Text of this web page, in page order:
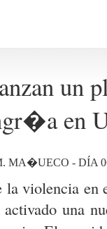
un
en
MA�UECO - DÍA
la violencia en
una